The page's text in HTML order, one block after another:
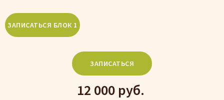
ЗАПИСАТЬСЯ
12 000 руб.